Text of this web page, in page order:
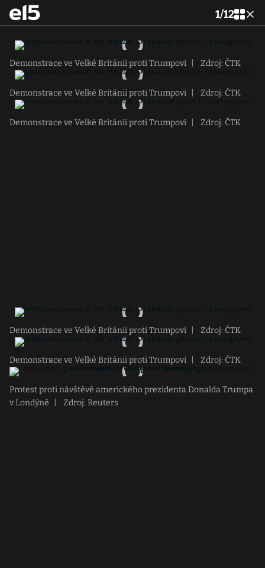
1/12
Demonstrace ve Velké Británii proti Trumpovi Zdroj: ČTK
Demonstrace ve Velké Británii proti Trumpovi Zdroj: ČTK
Demonstrace ve Velké Británii proti Trumpovi Zdroj: ČTK
Demonstrace ve Velké Británii proti Trumpovi Zdroj: ČTK
Demonstrace ve Velké Británii proti Trumpovi Zdroj: ČTK
Protest proti návštěvě amerického prezidenta Donalda Trumpa
v Londýně
Zdroj: Reuters